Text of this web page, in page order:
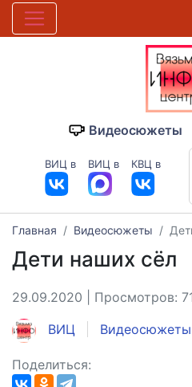
Видеосюжеты
ВИЦ в ВИЦ в КВЦ в
Главная Видеосюжеты
Дети наших сёл
29.09.2020 | Просмотров:
ВИЦ Видеосюжеты
Поделиться: